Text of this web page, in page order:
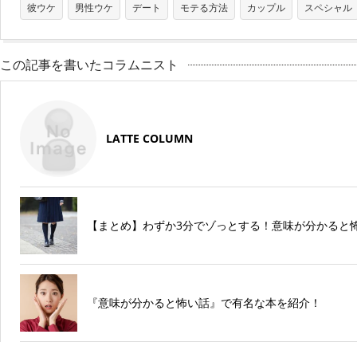
彼ウケ 男性ウケ デート モテる方法 カップル スペシャル
この記事を書いたコラムニスト
LATTE COLUMN
【まとめ】わずか3分でゾっとする！意味が分かる
『意味が分かると怖い話』で有名な本を紹介！